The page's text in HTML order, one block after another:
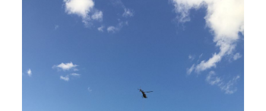
Aménagements de sites naturels